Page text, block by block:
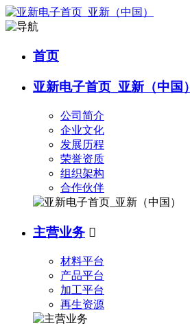
首页
亚新电子首页_亚新（中国）
公司简介
企业文化
发展历程
荣誉资质
组织架构
合作伙伴
主营业务 
材料平台
产品平台
加工平台
再生资源